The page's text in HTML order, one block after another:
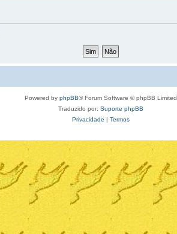
Powered by phpBB® Forum Software © phpBB Limited
Traduzido por: Suporte phpBB
Privacidade | Termos